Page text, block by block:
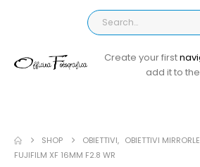
Create your first
add it to
SHOP OBIETTIVI, OBIETTIVI
FUJIFILM XF 16MM F2.8 WR